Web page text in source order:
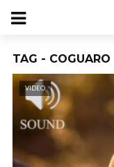
TAG - COGUARO
VIDEO